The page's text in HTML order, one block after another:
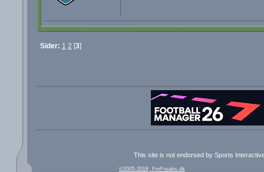
Sider: 1 2 [3]
This site is not endorsed by Sports
©2005-2018, FmFreaks.dk